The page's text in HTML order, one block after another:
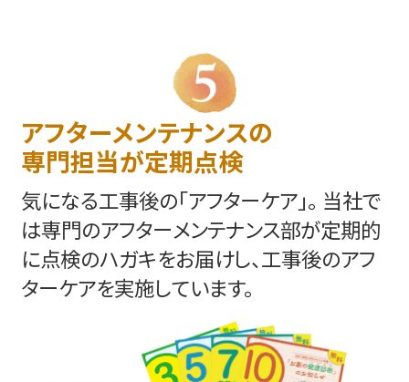
アフターメンテナンスの
専門担当が定期点検
気になる工事後の「アフターケア」。 当社で
は専門のアフターメンテナンス部が定期的
に点検のハガキをお届けし、工事後のアフ
ターケアを実施しています。